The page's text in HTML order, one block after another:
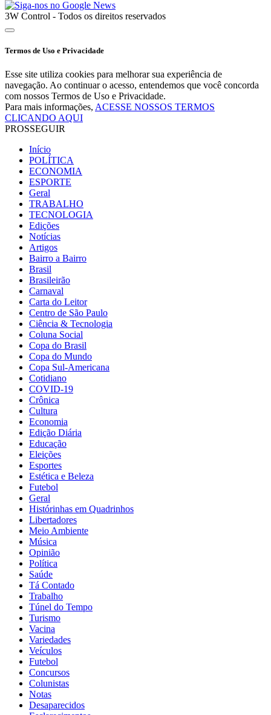
3W Control - Todos os direitos reservados
Termos de Uso e Privacidade
Esse site utiliza cookies para melhorar sua experiência de
navegação. Ao continuar o acesso, entendemos que você concorda
com nossos Termos de Uso e Privacidade.
Para mais informações, ACESSE NOSSOS TERMOS
CLICANDO AQUI
PROSSEGUIR
Início
POLÍTICA
ECONOMIA
ESPORTE
Geral
TRABALHO
TECNOLOGIA
Edições
Notícias
Artigos
Bairro a Bairro
Brasil
Brasileirão
Carnaval
Carta do Leitor
Centro de São Paulo
Ciência & Tecnologia
Coluna Social
Copa do Brasil
Copa do Mundo
Copa Sul-Americana
Cotidiano
COVID-19
Crônica
Cultura
Economia
Edição Diária
Educação
Eleições
Esportes
Estética e Beleza
Futebol
Geral
Histórinhas em Quadrinhos
Libertadores
Meio Ambiente
Música
Opinião
Política
Saúde
Tá Contado
Trabalho
Túnel do Tempo
Turismo
Vacina
Variedades
Veículos
Futebol
Concursos
Colunistas
Notas
Desaparecidos